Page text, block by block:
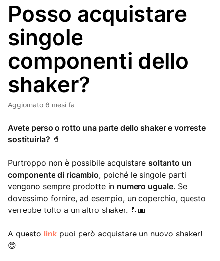
Posso acquistare
singole
componenti dello
shaker?
Aggiornato 6 mesi fa
Avete perso o rotto una parte dello shaker e vorreste
sostituirla? 🥤
Purtroppo non è possibile acquistare soltanto un
componente di ricambio, poiché le singole parti
vengono sempre prodotte in numero uguale. Se
dovessimo fornire, ad esempio, un coperchio, questo
verrebbe tolto a un altro shaker. 🤞🏼
A questo link puoi però acquistare un nuovo shaker!
😍